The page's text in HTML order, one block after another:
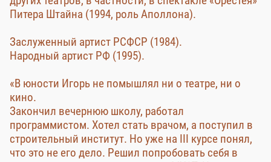
Питера Штайна (1994, роль Аполлона).
Заслуженный артист РСФСР (1984).
Народный артист РФ (1995).
«В юности Игорь не помышлял ни о театре, ни о
кино.
Закончил вечернюю школу, работал
программистом. Хотел стать врачом, а поступил в
строительный институт. Но уже на III курсе понял,
что это не его дело. Решил попробовать себя в